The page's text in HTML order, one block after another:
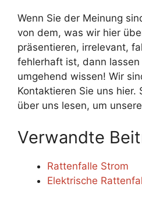
Wenn Sie der Meinung
von dem, was wir hier
präsentieren, irrelevant,
fehlerhaft ist, dann
umgehend wissen! Wir
Kontaktieren Sie uns hier.
über uns lesen, um
Verwandte
Rattenfalle Strom
Elektrische